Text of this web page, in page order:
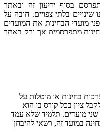
בסוף ידיעון זה ובאתר
שינויים בלתי צפויים. חובה על
מועדי הבחינות את המועדים
בחינות מתפרסמים אך ורק באתר
בחינות או מוטלות על
ציון בכל קורס בו הוא
מועדים. תלמיד שלא עמד
במועד זה, רשאי להיבחן